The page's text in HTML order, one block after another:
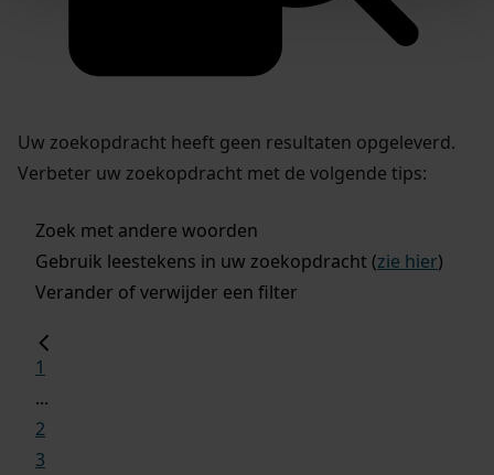
Uw zoekopdracht heeft geen resultaten opgeleverd.
Verbeter uw zoekopdracht met de volgende tips:
Zoek met andere woorden
Gebruik leestekens in uw zoekopdracht (zie hier)
Verander of verwijder een filter
1
...
2
3